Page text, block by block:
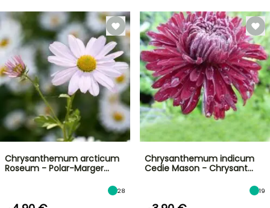
Chrysanthemum arcticum
Roseum - Polar-Marger…
28
Chrysanthemum indicum
Cedie Mason - Chrysant…
19